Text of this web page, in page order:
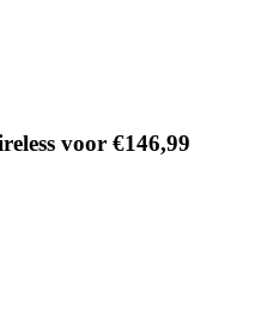
voor €146,99